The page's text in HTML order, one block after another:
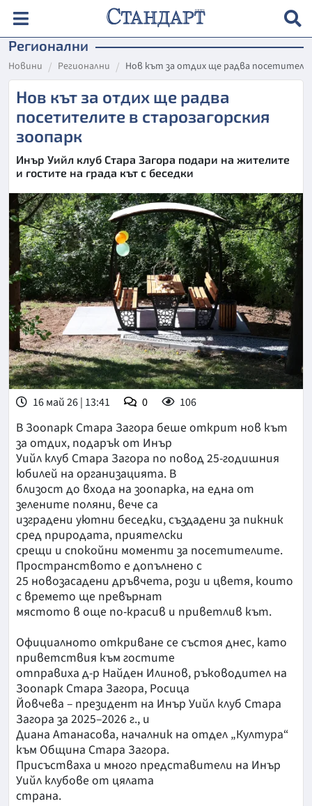
Регионални
Новини Регионални Нов кът за отдих ще радва
Нов кът за отдих ще радва
посетителите в старозагорския
зоопарк
Инър Уийл клуб Стара Загора подари на жителите
и гостите на града кът с беседки
16 май 26 | 13:41 0 106
В Зоопарк Стара Загора беше открит нов кът
за отдих, подарък от Инър
Уийл клуб Стара Загора по повод 25-годишния
юбилей на организацията. В
близост до входа на зоопарка, на една от
зелените поляни, вече са
изградени уютни беседки, създадени за пикник
сред природата, приятелски
срещи и спокойни моменти за посетителите.
Пространството е допълнено с
25 новозасадени дръвчета, рози и цветя, които
с времето ще превърнат
мястото в още по-красив и приветлив кът.
Официалното откриване се състоя днес, като
приветствия към гостите
отправиха д-р Найден Илинов, ръководител на
Зоопарк Стара Загора, Росица
Йовчева – президент на Инър Уийл клуб Стара
Загора за 2025–2026 г., и
Диана Атанасова, началник на отдел „Култура“
към Община Стара Загора.
Присъстваха и много представители на Инър
Уийл клубове от цялата
страна.